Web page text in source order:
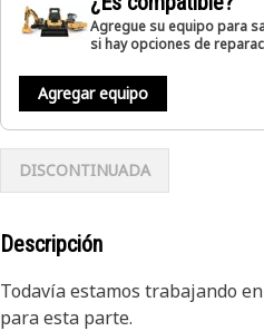
Agregue su equipo para
si hay opciones de
Agregar equipo
DISCONTINUADA
Descripción
Todavía estamos trabajando
para esta parte.